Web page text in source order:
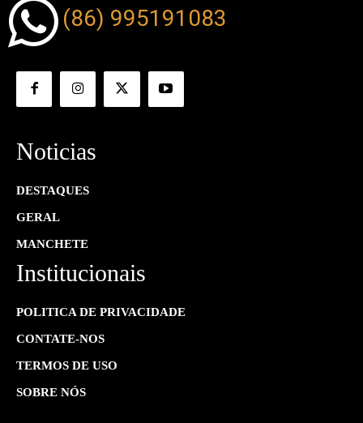
(86) 995191083
Noticias
DESTAQUES
GERAL
MANCHETE
Institucionais
POLITICA DE PRIVACIDADE
CONTATE-NOS
TERMOS DE USO
SOBRE NÓS